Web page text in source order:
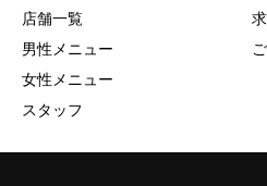
店舗一覧
男性メニュー
女性メニュー
スタッフ